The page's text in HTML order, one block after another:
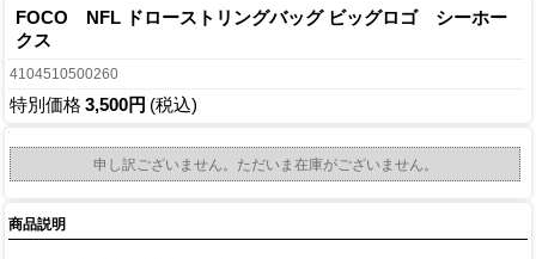
FOCO NFL ドローストリングバッグ ビッグロゴ シーホー
クス
4104510500260
特別価格 3,500円 (税込)
申し訳ございません。ただいま在庫がございません。
商品説明